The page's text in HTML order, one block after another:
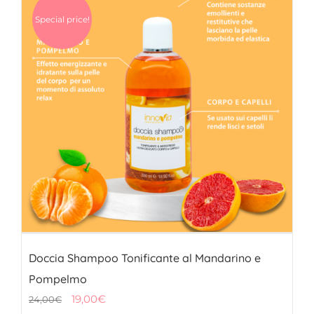
Special price!
Doccia Shampoo Tonificante al Mandarino e
Pompelmo
24,00€
Il
19,00€